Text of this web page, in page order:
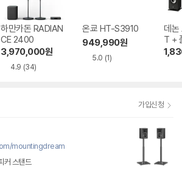
하만카돈 RADIAN
CE 2400
3,970,000원
4.9 (34)
온쿄 HT-S3910
949,990원
5.0 (1)
데
T +
70
가입신청
mountingdream
커 스탠드